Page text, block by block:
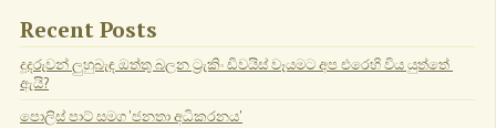
Recent Posts
දූදරුවන් ලුහුබැඳ ඔත්තු බලන ට්‍රැකිං ඩිවයිස් වෑයමට අප එරෙහි විය යුත්තේ
ඇයි?
පොලිස් පාට් සමග 'ජනතා අධිකරනය'